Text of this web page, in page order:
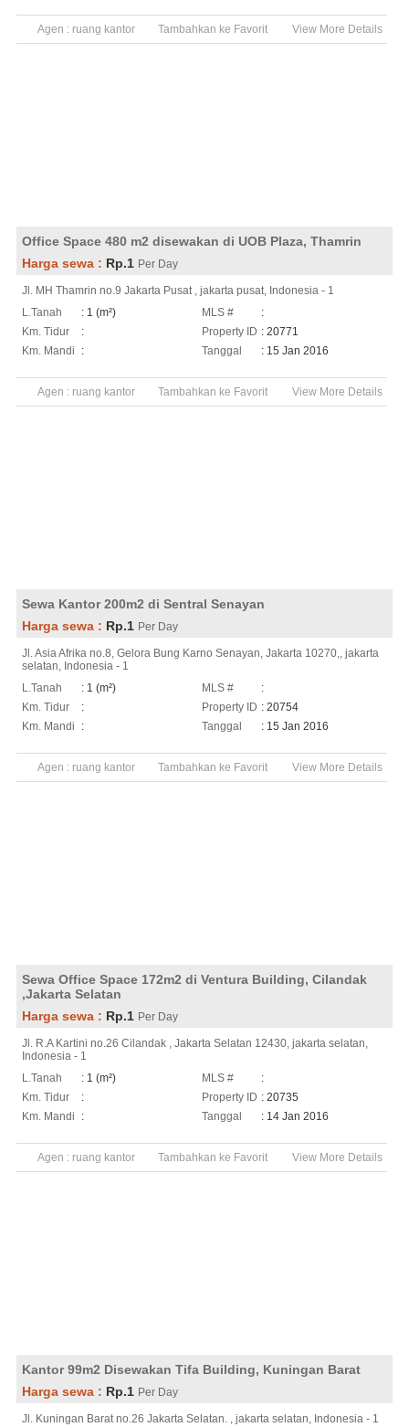
Agen : ruang kantor Tambahkan ke Favorit View More Details
Office Space 480 m2 disewakan di UOB Plaza, Thamrin
Harga sewa : Rp.1 Per Day
Jl. MH Thamrin no.9 Jakarta Pusat , jakarta pusat, Indonesia - 1
L.Tanah
: 1 (m²)
Km. Tidur
:
Km. Mandi
:
MLS #
:
Property ID : 20771
Tanggal
: 15 Jan 2016
Agen : ruang kantor Tambahkan ke Favorit View More Details
Sewa Kantor 200m2 di Sentral Senayan
Harga sewa : Rp.1 Per Day
Jl. Asia Afrika no.8, Gelora Bung Karno Senayan, Jakarta 10270,, jakarta
selatan, Indonesia - 1
L.Tanah
: 1 (m²)
Km. Tidur
:
Km. Mandi
:
MLS #
:
Property ID : 20754
Tanggal
: 15 Jan 2016
Agen : ruang kantor Tambahkan ke Favorit View More Details
Sewa Office Space 172m2 di Ventura Building, Cilandak
,Jakarta Selatan
Harga sewa : Rp.1 Per Day
Jl. R.A Kartini no.26 Cilandak , Jakarta Selatan 12430, jakarta selatan,
Indonesia - 1
L.Tanah
: 1 (m²)
Km. Tidur
:
Km. Mandi
:
MLS #
:
Property ID : 20735
Tanggal
: 14 Jan 2016
Agen : ruang kantor Tambahkan ke Favorit View More Details
Kantor 99m2 Disewakan Tifa Building, Kuningan Barat
Harga sewa : Rp.1 Per Day
Jl. Kuningan Barat no.26 Jakarta Selatan. , jakarta selatan, Indonesia - 1